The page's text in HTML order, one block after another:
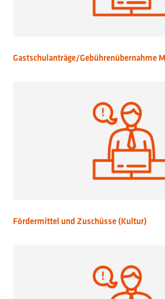
Gastschulanträge/Gebührenübernahme
Fördermittel und Zuschüsse (Kultur)